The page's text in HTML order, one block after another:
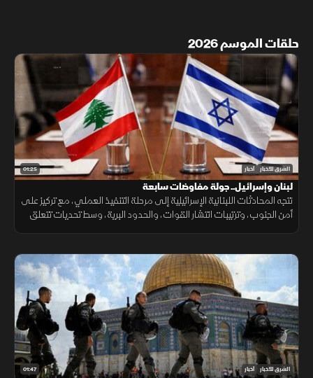
حلقات الموسم 2026
01:25 الشرق للأخبار أخبار
لبنان وإسرائيل.. جولة مفاوضات سابعة
تتجه المحادثات اللبنانية الإسرائيلية إلى مرحلة التنفيذ العملي، مع تركيز على
أمن الجنوب، وترتيبات انتشار القوات، والحدود البرية، وسط تحديات تتعلق
01:47 الشرق للأخبار أخبار